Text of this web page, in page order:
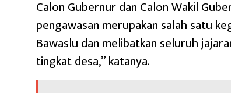
Calon Gubernur dan Calon Wakil
pengawasan merupakan salah satu
Bawaslu dan melibatkan seluruh
tingkat desa,” katanya.